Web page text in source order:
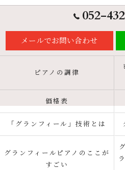
052-
メールでお問い合わせ
ピアノの調律
価格表
「グランフィール」技術とは
グランフィールピアノのここが
すごい